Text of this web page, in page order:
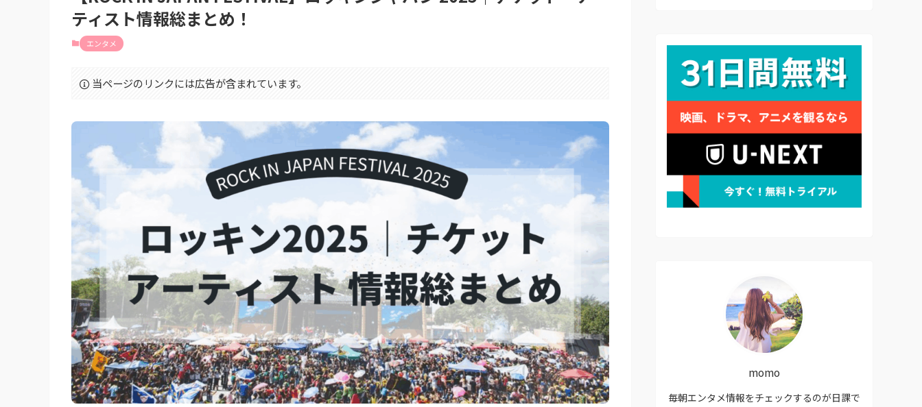
ティスト情報総まとめ！
エンタメ
当ページのリンクには広告が含まれています。
momo
毎朝エンタメ情報をチェックするのが日課で